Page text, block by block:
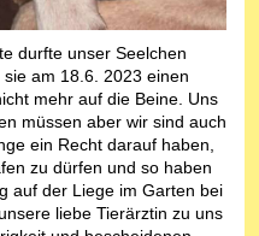
durfte unser Seelchen
am 18.6. 2023 einen
mehr auf die Beine. Uns
müssen aber wir sind auch
ein Recht darauf haben,
zu dürfen und so haben
auf der Liege im Garten bei
liebe Tierärztin zu uns